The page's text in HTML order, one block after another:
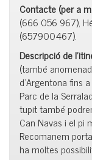
Contacte (per a
(666 056 967),
(657900467).
Descripció de
(també
d’Argentona fins
Parc de la
tupit també
Can Navas i el pi
Recomanem
ha moltes